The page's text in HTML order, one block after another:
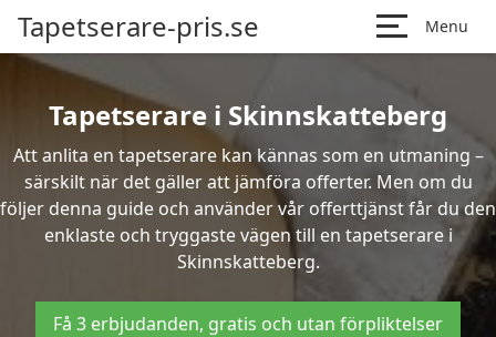
Tapetserare-pris.se Menu
Tapetserare i Skinnskatteberg
Att anlita en tapetserare kan kännas som en utmaning –
särskilt när det gäller att jämföra offerter. Men om du
följer denna guide och använder vår offerttjänst får du den
enklaste och tryggaste vägen till en tapetserare i
Skinnskatteberg.
Få 3 erbjudanden, gratis och utan förpliktelser